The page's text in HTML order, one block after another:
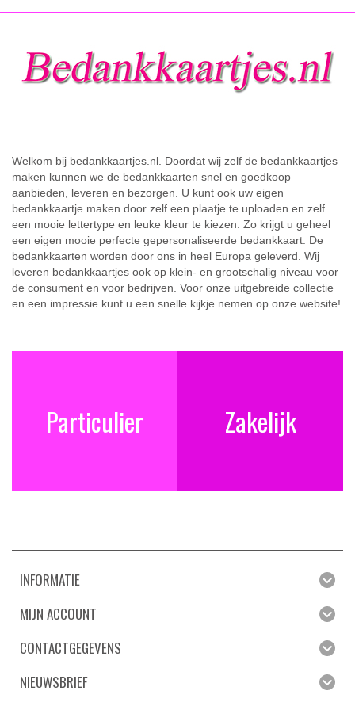
Welkom bij bedankkaartjes.nl. Doordat wij zelf de bedankkaartjes
maken kunnen we de bedankkaarten snel en goedkoop
aanbieden, leveren en bezorgen. U kunt ook uw eigen
bedankkaartje maken door zelf een plaatje te uploaden en zelf
een mooie lettertype en leuke kleur te kiezen. Zo krijgt u geheel
een eigen mooie perfecte gepersonaliseerde bedankkaart. De
bedankkaarten worden door ons in heel Europa geleverd. Wij
leveren bedankkaartjes ook op klein- en grootschalig niveau voor
de consument en voor bedrijven. Voor onze uitgebreide collectie
en een impressie kunt u een snelle kijkje nemen op onze website!
Particulier Zakelijk
INFORMATIE
MIJN ACCOUNT
CONTACTGEGEVENS
NIEUWSBRIEF